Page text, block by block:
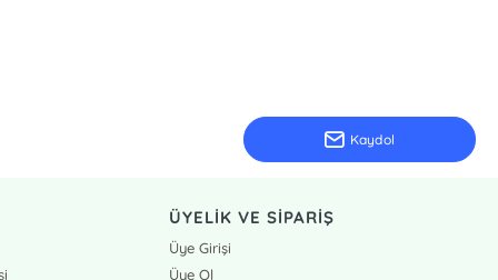
Kaydol
ÜYELİK VE SİPARİŞ
Üye Girişi
Üye Ol